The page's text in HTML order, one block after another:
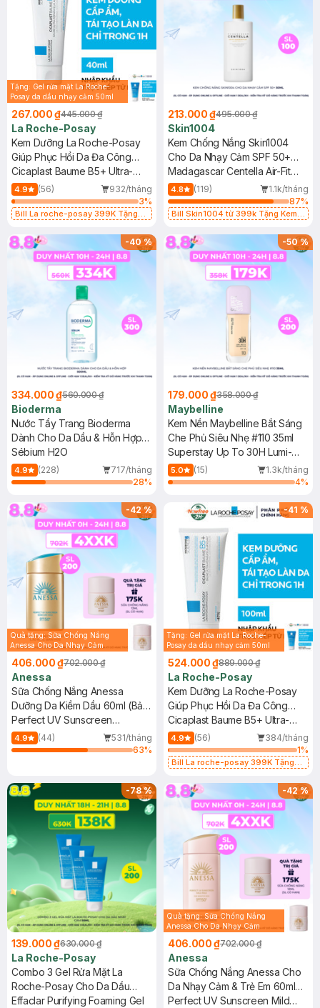
Tặng: Gel rửa mặt La Roche-
Posay da dầu nhạy cảm 50ml
267.000 ₫445.000 ₫
La Roche-Posay
Kem Dưỡng La Roche-Posay
Giúp Phục Hồi Da Đa Công
Dụng 40ml
Cicaplast Baume B5+ Ultra-
Repairing Soothing Balm
4.9 (56)
932/tháng
3%
Bill La roche-posay 399K Tặng
(SL có hạn)
213.000 ₫495.000 ₫
Skin1004
Kem Chống Nắng Skin1004
Cho Da Nhạy Cảm SPF 50+
50ml
Madagascar Centella Air-Fit
Suncream Plus SPF50+
PA++++
4.8 (119)
1.1k/tháng
87%
Bill Skin1004 từ 399k Tặng Kem
SPF 50+ 20ml (SL Có Hạn)
-40%
334.000 ₫560.000 ₫
Bioderma
Nước Tẩy Trang Bioderma
Dành Cho Da Dầu & Hỗn Hợp
500ml
Sébium H2O
4.9 (228)
717/tháng
28%
-50%
179.000 ₫358.000 ₫
Maybelline
Kem Nền Maybelline Bắt Sáng
Che Phủ Siêu Nhẹ #110 35ml
Superstay Up To 30H Lumi-
Matte Foundation SPF16 PA+++
5.0 (15)
1.3k/tháng
4%
-42%
Quà tặng: Sữa Chống Nắng
Anessa Cho Da Nhạy Cảm
406.000 ₫702.000 ₫
Anessa
Sữa Chống Nắng Anessa
Dưỡng Da Kiềm Dầu 60ml (Bản
Mới)
Perfect UV Sunscreen
Skincare Milk N SPF50+
PA++++
4.9 (44)
531/tháng
63%
-41 %
Tặng: Gel rửa mặt La Roche-
Posay da dầu nhạy cảm 50ml
524.000 ₫889.000 ₫
La Roche-Posay
Kem Dưỡng La Roche-Posay
Giúp Phục Hồi Da Đa Công
Dụng 100ml
Cicaplast Baume B5+ Ultra-
Repairing Soothing Balm
4.9 (56)
384/tháng
1%
Bill La roche-posay 399K Tặng
(SL có hạn)
-78%
139.000 ₫630.000 ₫
La Roche-Posay
Combo 3 Gel Rửa Mặt La
Roche-Posay Cho Da Dầu
Nhạy Cảm 50ml
Effaclar Purifying Foaming Gel
-42%
Quà tặng: Sữa Chống Nắng
Anessa Cho Da Nhạy Cảm
406.000 ₫702.000 ₫
Anessa
Sữa Chống Nắng Anessa Cho
Da Nhạy Cảm & Trẻ Em 60ml
(Mới)
Perfect UV Sunscreen Mild